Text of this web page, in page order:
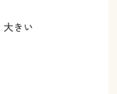
大きい